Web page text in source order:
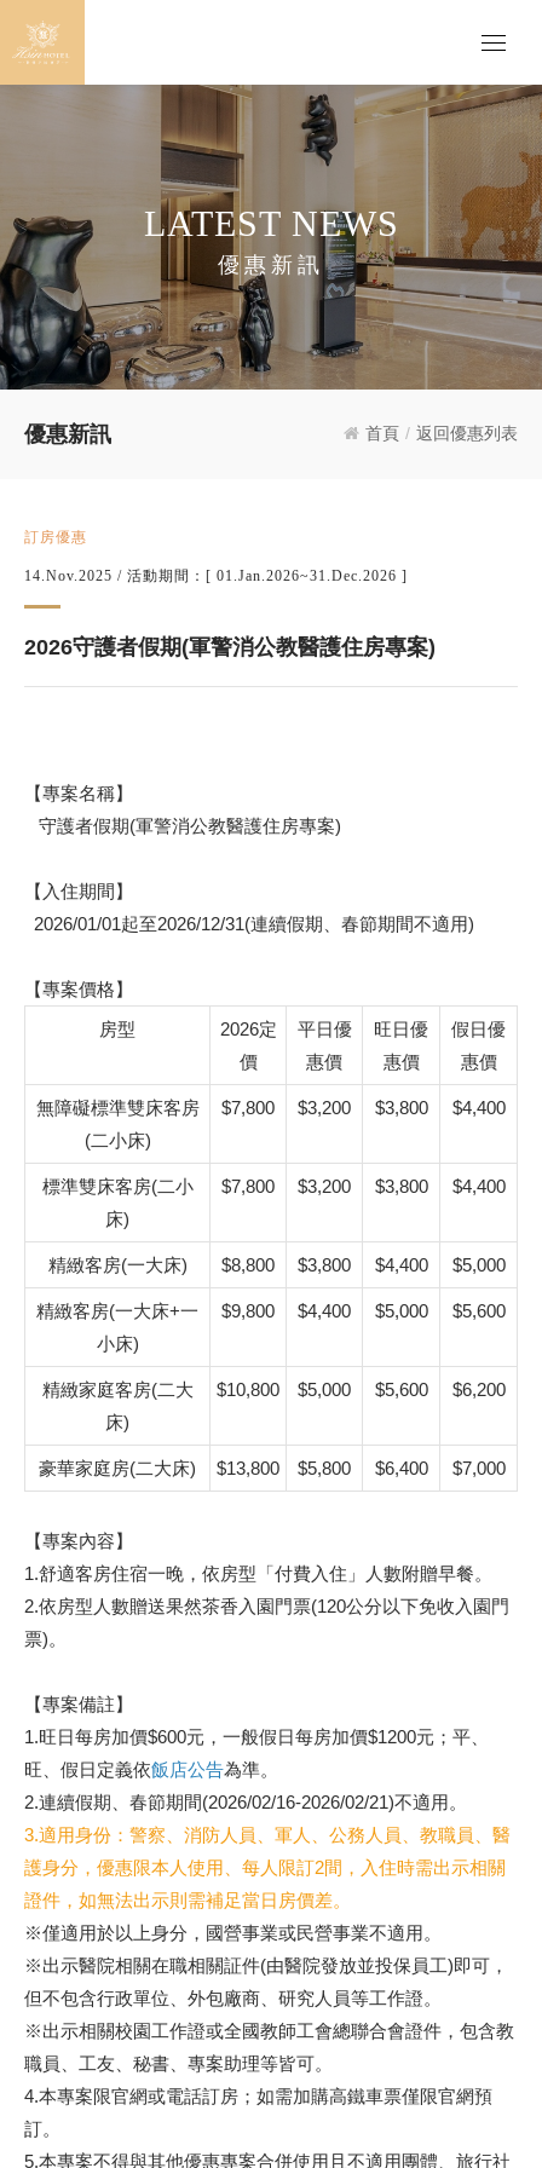
LATEST NEWS
優惠新訊
優惠新訊 首頁 / 返回優惠列表
訂房優惠
14.Nov.2025 / 活動期間：[ 01.Jan.2026~31.Dec.2026 ]
2026守護者假期(軍警消公教醫護住房專案)
【專案名稱】
守護者假期(軍警消公教醫護住房專案)
【入住期間】
2026/01/01起至2026/12/31(連續假期、春節期間不適用)
【專案價格】
房型
2026定
價
平日優
惠價
旺日優
惠價
假日優
惠價
無障礙標準雙床客房
(二小床)
$7,800 $3,200 $3,800 $4,400
標準雙床客房(二小
床)
$7,800 $3,200 $3,800 $4,400
精緻客房(一大床) $8,800 $3,800 $4,400 $5,000
精緻客房(一大床+一
小床)
$9,800 $4,400 $5,000 $5,600
精緻家庭客房(二大
床)
$10,800 $5,000 $5,600 $6,200
豪華家庭房(二大床) $13,800 $5,800 $6,400 $7,000
【專案內容】
1.舒適客房住宿一晚，依房型「付費入住」人數附贈早餐。
2.依房型人數贈送果然茶香入園門票(120公分以下免收入園門
票)。
【專案備註】
1.旺日每房加價$600元，一般假日每房加價$1200元；平、
旺、假日定義依飯店公告為準。
2.連續假期、春節期間(2026/02/16-2026/02/21)不適用。
3.適用身份：警察、消防人員、軍人、公務人員、教職員、醫
護身分，優惠限本人使用、每人限訂2間，入住時需出示相關
證件，如無法出示則需補足當日房價差。
※僅適用於以上身分，國營事業或民營事業不適用。
※出示醫院相關在職相關証件(由醫院發放並投保員工)即可，
但不包含行政單位、外包廠商、研究人員等工作證。
※出示相關校園工作證或全國教師工會總聯合會證件，包含教
職員、工友、秘書、專案助理等皆可。
4.本專案限官網或電話訂房；如需加購高鐵車票僅限官網預
訂。
5.本專案不得與其他優惠專案合併使用且不適用團體、旅行社